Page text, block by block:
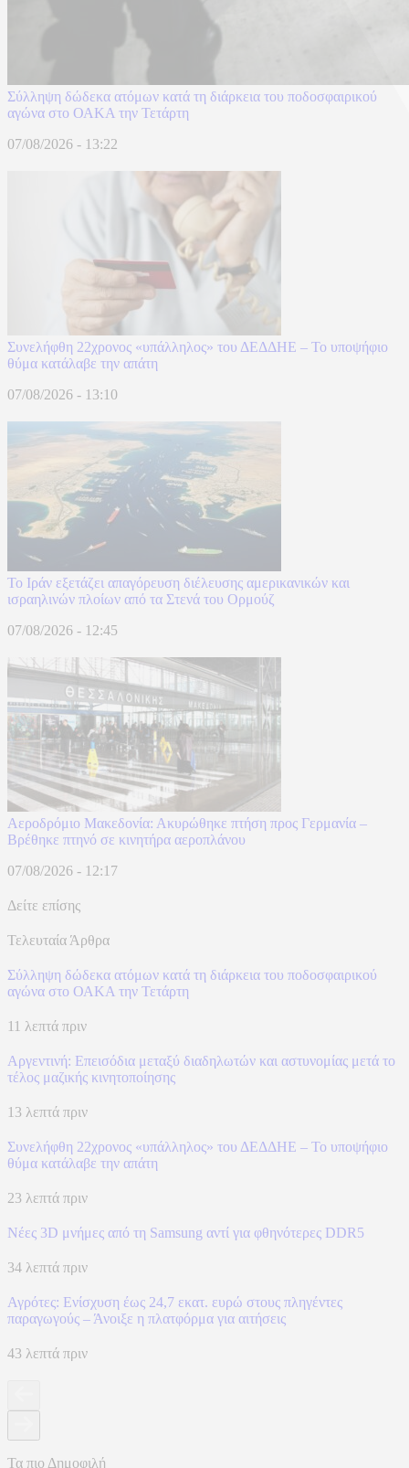
Σύλληψη δώδεκα ατόμων κατά τη διάρκεια του ποδοσφαιρικού
αγώνα στο ΟΑΚΑ την Τετάρτη
07/08/2026 - 13:22
Συνελήφθη 22χρονος «υπάλληλος» του ΔΕΔΔΗΕ – Το υποψήφιο
θύμα κατάλαβε την απάτη
07/08/2026 - 13:10
Το Ιράν εξετάζει απαγόρευση διέλευσης αμερικανικών και
ισραηλινών πλοίων από τα Στενά του Ορμούζ
07/08/2026 - 12:45
Αεροδρόμιο Μακεδονία: Ακυρώθηκε πτήση προς Γερμανία –
Βρέθηκε πτηνό σε κινητήρα αεροπλάνου
07/08/2026 - 12:17
Δείτε επίσης
Τελευταία Άρθρα
Σύλληψη δώδεκα ατόμων κατά τη διάρκεια του ποδοσφαιρικού
αγώνα στο ΟΑΚΑ την Τετάρτη
11 λεπτά πριν
Αργεντινή: Επεισόδια μεταξύ διαδηλωτών και αστυνομίας μετά το
τέλος μαζικής κινητοποίησης
13 λεπτά πριν
Συνελήφθη 22χρονος «υπάλληλος» του ΔΕΔΔΗΕ – Το υποψήφιο
θύμα κατάλαβε την απάτη
23 λεπτά πριν
Νέες 3D μνήμες από τη Samsung αντί για φθηνότερες DDR5
34 λεπτά πριν
Αγρότες: Ενίσχυση έως 24,7 εκατ. ευρώ στους πληγέντες
παραγωγούς – Άνοιξε η πλατφόρμα για αιτήσεις
43 λεπτά πριν
Τα πιο Δημοφιλή